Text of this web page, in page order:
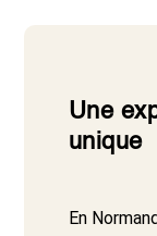
Une
unique
En